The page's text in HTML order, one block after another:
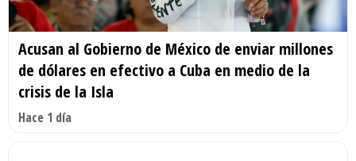
Acusan al Gobierno de México de enviar millones
de dólares en efectivo a Cuba en medio de la
crisis de la Isla
Hace 1 día